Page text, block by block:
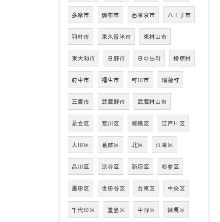
多摩市 調布市 西東京市 八王子市
羽村市 東久留米市 東村山市
東大和市 日野市 日の出町 檜原村
府中市 福生市 町田市 瑞穂町
三鷹市 武蔵野市 武蔵村山市
足立区 荒川区 板橋区 江戸川区
大田区 葛飾区 北区 江東区
品川区 渋谷区 新宿区 杉並区
墨田区 世田谷区 台東区 中央区
千代田区 豊島区 中野区 練馬区